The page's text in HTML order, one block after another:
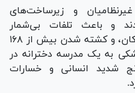
و زیرساخت‌های
و باعث تلفات بی‌شمار
غیرنظامیان از جمله زنان و کودکان، و کشته شدن بیش از ۱۶۸
به یک مدرسه دخترانه در
شدید انسانی و خسارات